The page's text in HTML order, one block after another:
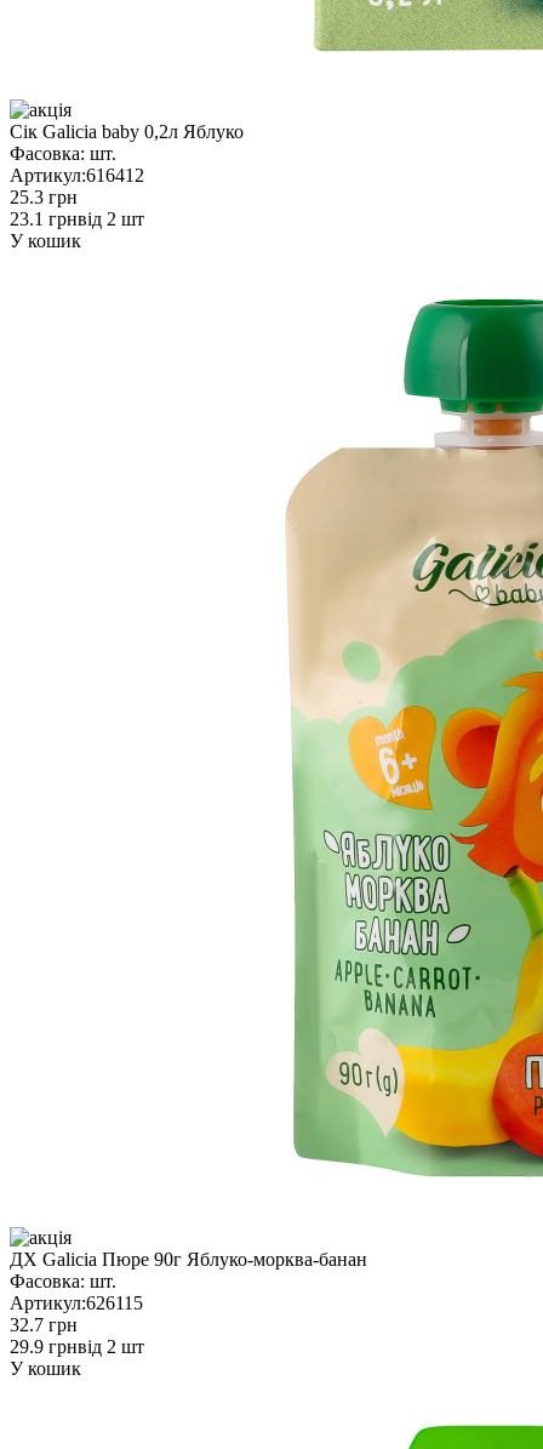
Сік Galicia baby 0,2л Яблуко
Фасовка: шт.
Артикул:616412
25.3 грн
23.1 грнвід 2 шт
У кошик
ДХ Galicia Пюре 90г Яблуко-морква-банан
Фасовка: шт.
Артикул:626115
32.7 грн
29.9 грнвід 2 шт
У кошик